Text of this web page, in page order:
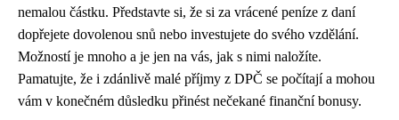
nemalou částku. Představte si, že si za vrácené peníze z daní
dopřejete dovolenou snů nebo investujete do svého vzdělání.
Možností je mnoho a je jen na vás, jak s nimi naložíte.
Pamatujte, že i zdánlivě malé příjmy z DPČ se počítají a mohou
vám v konečném důsledku přinést nečekané finanční bonusy.